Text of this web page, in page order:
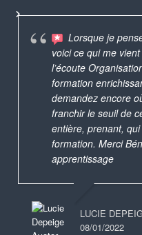
Lorsque je
voici ce qui me
l’écoute
formation
demandez encore
franchir le seuil de
entière, prenant,
formation. Merci
apprentissage
LUCIE
08/01/2022